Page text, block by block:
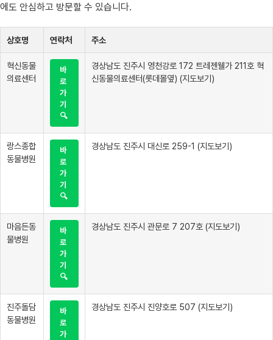
에도 안심하고 방문할 수 있습니다.
상호명 연락처 주소
혁신동물
의료센터
바
로
가
기
🔍
경상남도 진주시 영천강로 172 트레젠웰가 211호 혁
신동물의료센터(롯데몰옆) (지도보기)
랑스종합
동물병원
바
로
가
기
🔍
경상남도 진주시 대신로 259-1 (지도보기)
마음든동
물병원
바
로
가
기
🔍
경상남도 진주시 관문로 7 207호 (지도보기)
진주돌담
동물병원
바
로
가
경상남도 진주시 진양호로 507 (지도보기)